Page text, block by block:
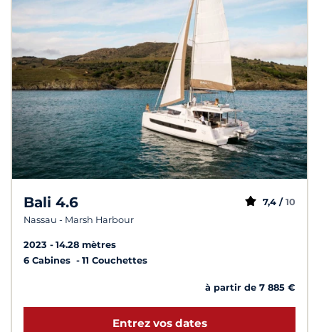
Bali 4.6
Nassau - Marsh Harbour
7,4 / 10
2023
14.28 mètres
6 Cabines
11 Couchettes
à partir de 7 885 €
Entrez vos dates